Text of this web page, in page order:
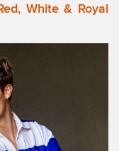
White & Royal